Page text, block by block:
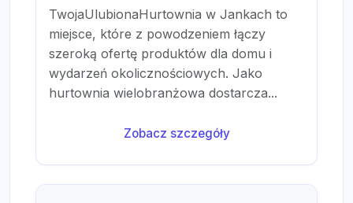
TwojaUlubionaHurtownia w Jankach to
miejsce, które z powodzeniem łączy
szeroką ofertę produktów dla domu i
wydarzeń okolicznościowych. Jako
hurtownia wielobranżowa dostarcza...
Zobacz szczegóły